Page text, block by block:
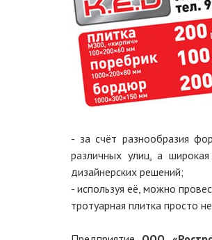
- за счёт разнообразия
различных улиц, а
дизайнерских решений;
- используя её, можно
тротуарная плитка просто